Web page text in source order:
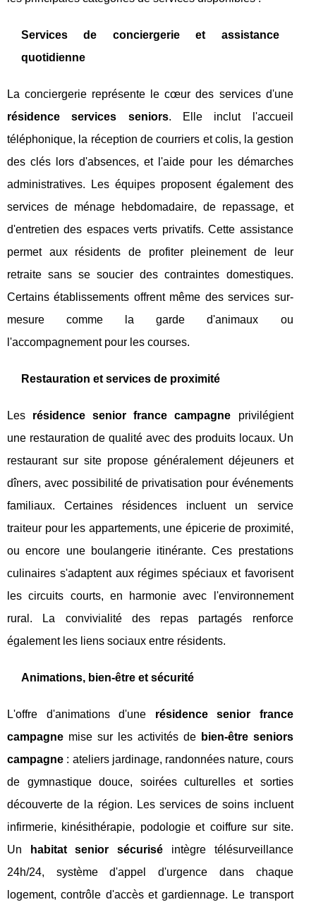
Services de conciergerie et assistance
quotidienne
La conciergerie représente le cœur des services d'une
résidence services seniors. Elle inclut l'accueil
téléphonique, la réception de courriers et colis, la gestion
des clés lors d'absences, et l'aide pour les démarches
administratives. Les équipes proposent également des
services de ménage hebdomadaire, de repassage, et
d'entretien des espaces verts privatifs. Cette assistance
permet aux résidents de profiter pleinement de leur
retraite sans se soucier des contraintes domestiques.
Certains établissements offrent même des services sur-
mesure comme la garde d'animaux ou
l'accompagnement pour les courses.
Restauration et services de proximité
Les résidence senior france campagne privilégient
une restauration de qualité avec des produits locaux. Un
restaurant sur site propose généralement déjeuners et
dîners, avec possibilité de privatisation pour événements
familiaux. Certaines résidences incluent un service
traiteur pour les appartements, une épicerie de proximité,
ou encore une boulangerie itinérante. Ces prestations
culinaires s'adaptent aux régimes spéciaux et favorisent
les circuits courts, en harmonie avec l'environnement
rural. La convivialité des repas partagés renforce
également les liens sociaux entre résidents.
Animations, bien-être et sécurité
L'offre d'animations d'une résidence senior france
campagne mise sur les activités de bien-être seniors
campagne : ateliers jardinage, randonnées nature, cours
de gymnastique douce, soirées culturelles et sorties
découverte de la région. Les services de soins incluent
infirmerie, kinésithérapie, podologie et coiffure sur site.
Un
habitat senior sécurisé intègre télésurveillance
24h/24, système d'appel d'urgence dans chaque
logement, contrôle d'accès et gardiennage. Le transport